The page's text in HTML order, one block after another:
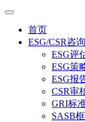
首页
ESG/CSR咨询
ESG评
ESG策
ESG报
CSR审
GRI标
SASB